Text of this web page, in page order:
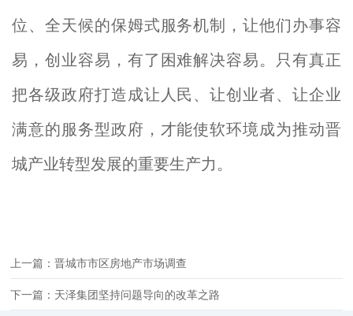
位、全天候的保姆式服务机制，让他们办事容
易，创业容易，有了困难解决容易。只有真正
把各级政府打造成让人民、让创业者、让企业
满意的服务型政府，才能使软环境成为推动晋
城产业转型发展的重要生产力。
上一篇：晋城市市区房地产市场调查
下一篇：天泽集团坚持问题导向的改革之路